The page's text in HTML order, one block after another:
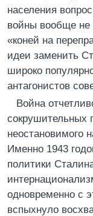
населения
войны вообще не
«коней на
идеи заменить
широко
антагонистов
Война
сокрушительных
неостановимого
Именно 1943
политики
одновременно с
вспыхнуло